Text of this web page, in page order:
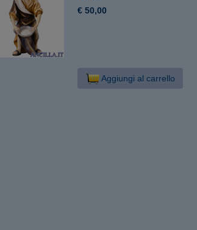
€ 50,00
Aggiungi al carrello